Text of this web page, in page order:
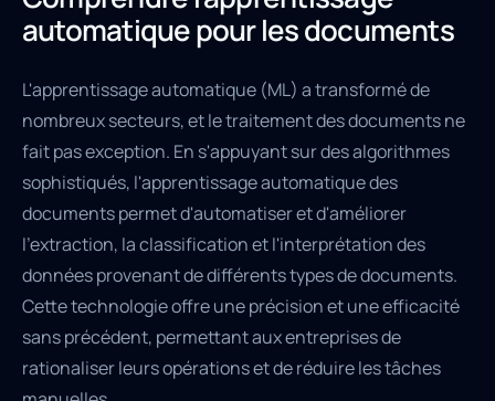
automatique pour les documents
L'apprentissage automatique (ML) a transformé de
nombreux secteurs, et le traitement des documents ne
fait pas exception. En s'appuyant sur des algorithmes
sophistiqués, l'apprentissage automatique des
documents permet d'automatiser et d'améliorer
l'extraction, la classification et l'interprétation des
données provenant de différents types de documents.
Cette technologie offre une précision et une efficacité
sans précédent, permettant aux entreprises de
rationaliser leurs opérations et de réduire les tâches